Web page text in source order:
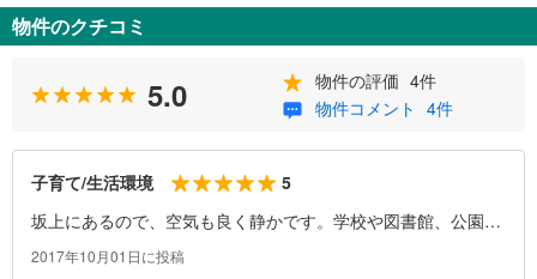
物件のクチコミ
5.0 物件の評価 4件
物件コメント 4件
子育て/生活環境
5
坂上にあるので、空気も良く静かです。学校や図書館、公園も
すぐ近くにあります。
2017年10月01日に投稿